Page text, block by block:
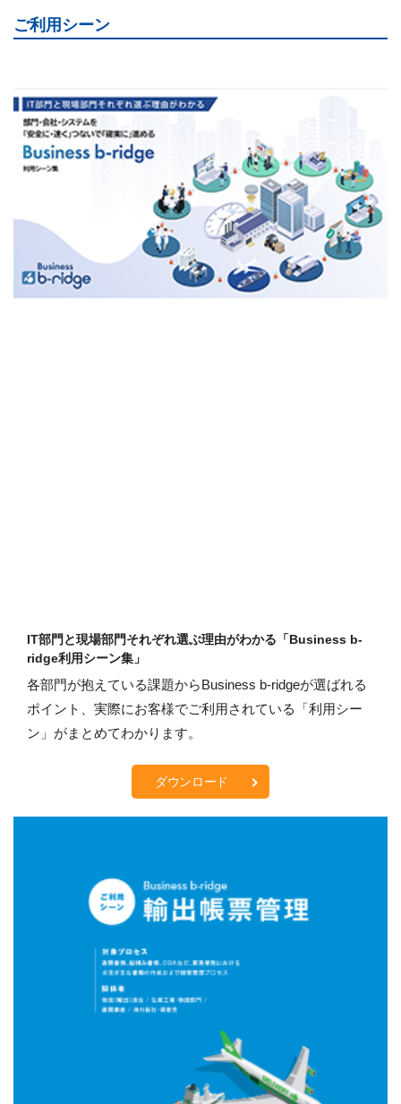
ご利用シーン
IT部門と現場部門それぞれ選ぶ理由がわかる「Business b-
ridge利用シーン集」
各部門が抱えている課題からBusiness b-ridgeが選ばれる
ポイント、実際にお客様でご利用されている「利用シー
ン」がまとめてわかります。
ダウンロード